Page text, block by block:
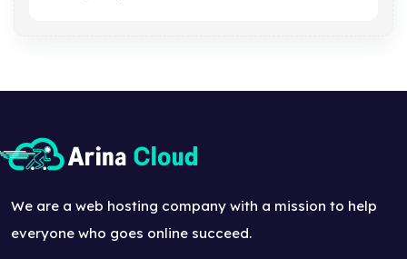
We are a web hosting company with a mission to help
everyone who goes online succeed.